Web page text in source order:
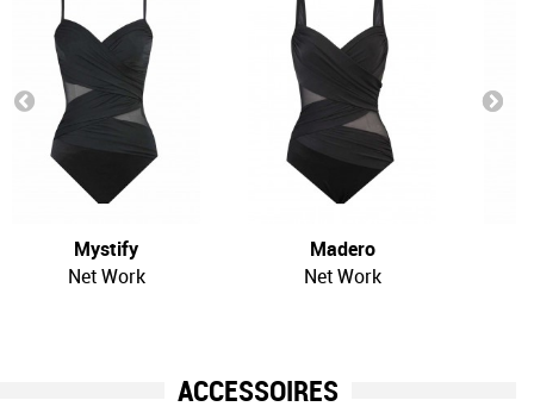
Mystify
Net Work
Madero
Net Work
ACCESSOIRES